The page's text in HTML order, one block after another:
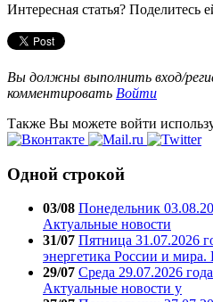
Интересная статья? Поделитесь
Вы должны выполнить вход/
комментировать Войти
Также Вы можете войти
Одной строкой
03/08 Понедельник
Актуальные новости
31/07 Пятница 31.07.2026
энергетика России и мира.
29/07 Среда 29.07.2026
Актуальные новости у